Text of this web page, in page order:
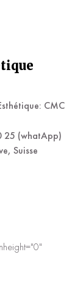
CMC
25 (whatApp)
Suisse